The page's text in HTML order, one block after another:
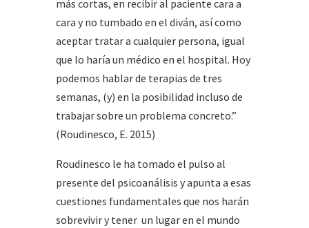
más cortas, en recibir al paciente cara a
cara y no tumbado en el diván, así como
aceptar tratar a cualquier persona, igual
que lo haría un médico en el hospital. Hoy
podemos hablar de terapias de tres
semanas, (y) en la posibilidad incluso de
trabajar sobre un problema concreto.”
(Roudinesco, E. 2015)
Roudinesco le ha tomado el pulso al
presente del psicoanálisis y apunta a esas
cuestiones fundamentales que nos harán
sobrevivir y tener un lugar en el mundo